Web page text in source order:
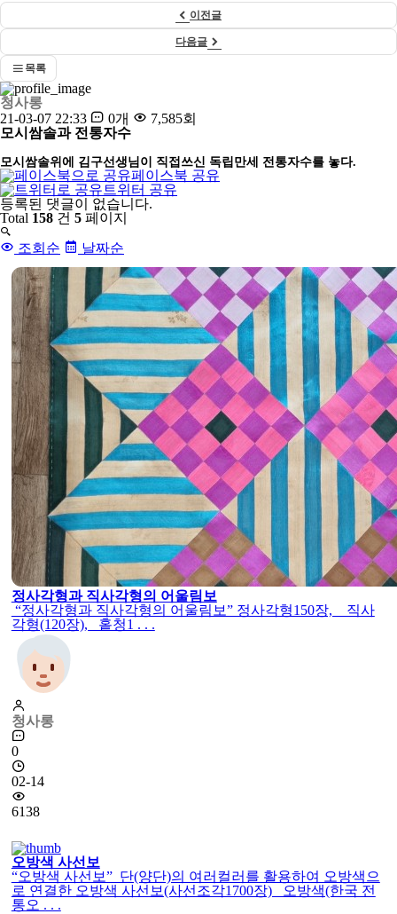
이전글
다음글
목록
청사롱
21-03-07 22:33
0개
7,585회
모시쌈솔과 전통자수
모시쌈솔위에 김구선생님이 직접쓰신 독립만세 전통자수를 놓다.
페이스북 공유
트위터 공유
댓
글
목
록
등록된 댓글이 없습니다.
Total 158 건 5 페이지
조회순
날짜순
정사각형과 직사각형의 어울림보
“정사각형과 직사각형의 어울림보” 정사각형150장, 직사
각형(120장), 홑청1 . . .
청사롱
0
02-14
6138
오방색 사선보
“오방색 사선보” 단(양단)의 여러컬러를 활용하여 오방색으
로 연결한 오방색 사선보(사선조각1700장) 오방색(한국 전
통오 . . .